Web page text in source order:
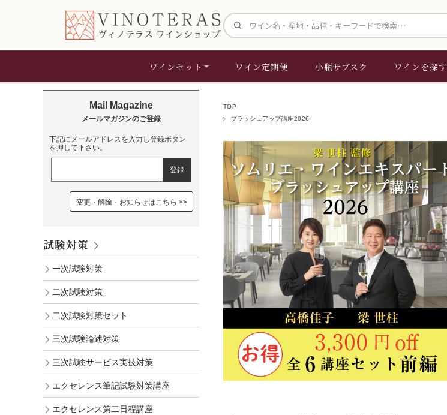
サイト内検索
ワインセット ワイン定期便 小瓶サブスク ワインを探す
TOP
ブラッシュアップ講座2026
下記にメールアドレスを入力し登録ボタン
を押して下さい。
変更・解除・お知らせはこちら
試験対策
一次試験対策
二次試験対策
二次試験対策セット
三次試験論述対策
三次試験サービス実技対策
エクセレンス筆記試験対策講座
エクセレンス第二日程講座